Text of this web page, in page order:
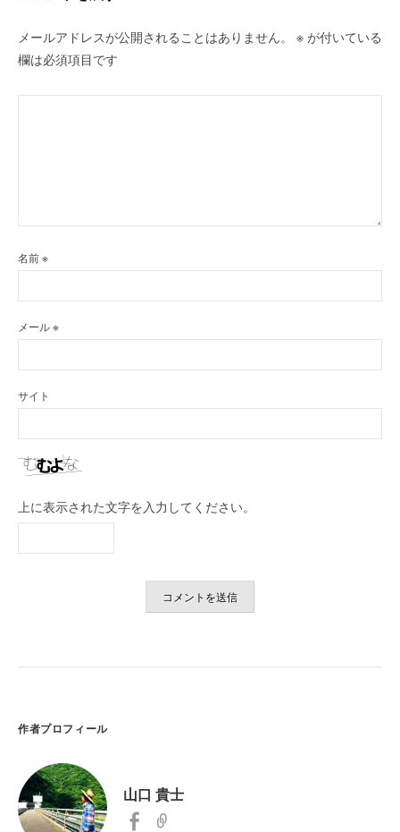
メールアドレスが公開されることはありません。 ※ が付いている
欄は必須項目です
名前※
メール※
サイト
上に表示された文字を入力してください。
作者プロフィール
山口 貴士